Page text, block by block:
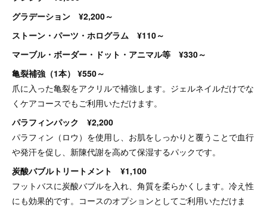
グラデーション ¥2,200～
ストーン・パーツ・ホログラム ¥110～
マーブル・ボーダー・ドット・アニマル等 ¥330～
亀裂補強（1本） ¥550～
爪に入った亀裂をアクリルで補強します。ジェルネイルだけでな
くケアコースでもご利用いただけます。
パラフィンパック ¥2,200
パラフィン（ロウ）を使用し、お肌をしっかりと覆うことで血行
や発汗を促し、新陳代謝を高めて保湿するパックです。
炭酸バブルトリートメント ¥1,100
フットバスに炭酸バブルを入れ、角質を柔らかくします。冷え性
にも効果的です。コースのオプションとしてご利用いただけま